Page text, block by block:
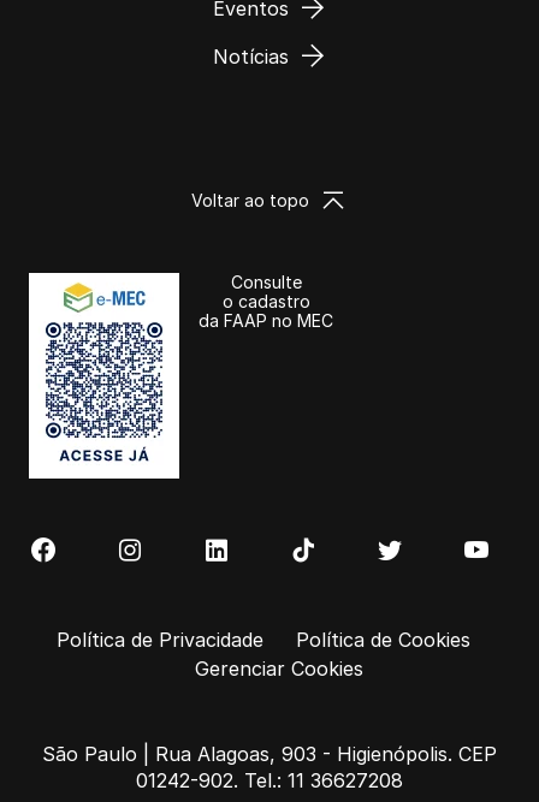
Eventos
Notícias
Consulte
o cadastro
da FAAP no MEC
Voltar ao topo
Política de Privacidade
Política de Cookies
Gerenciar Cookies
São Paulo | Rua Alagoas, 903 - Higienópolis. CEP
01242-902. Tel.: 11 36627208